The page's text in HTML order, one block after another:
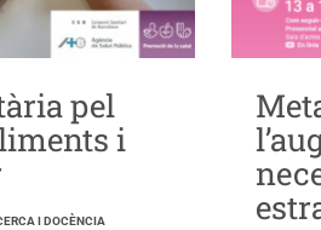
pel
i
I DOCÈNCIA